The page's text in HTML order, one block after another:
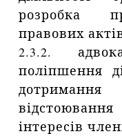
розробка
правових
2.3.2.
поліпшення
інтересів